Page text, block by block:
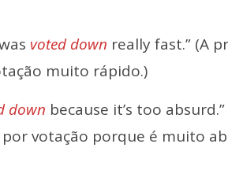
voted down really fast.” (A
muito rápido.)
down because it’s too
votação porque é muito